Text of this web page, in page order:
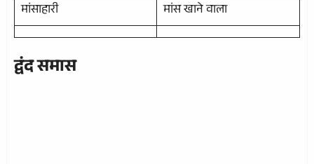
मांसाहारी
मांस खाने वाला
द्वंद समास